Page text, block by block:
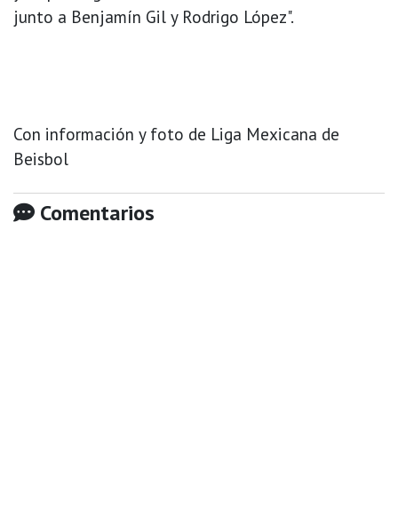
junto a Benjamín Gil y Rodrigo López".
Con información y foto de Liga Mexicana de
Beisbol
Comentarios